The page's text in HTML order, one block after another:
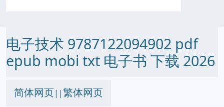
电子技术 9787122094902 pdf
epub mobi txt 电子书 下载 2026
简体网页||繁体网页